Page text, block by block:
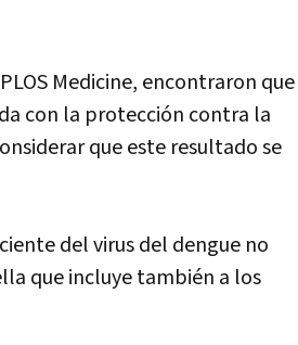
Medicine, encontraron que
con la protección contra la
que este resultado se
del virus del dengue no
que incluye también a los